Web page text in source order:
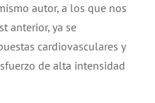
autor, a los que nos
anterior, ya se
cardiovasculares y
de alta intensidad